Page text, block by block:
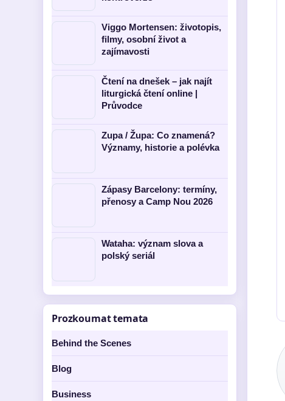
Viggo Mortensen: životopis,
filmy, osobní život a
zajímavosti
Čtení na dnešek – jak najít
liturgická čtení online |
Průvodce
Zupa / Župa: Co znamená?
Významy, historie a polévka
Zápasy Barcelony: termíny,
přenosy a Camp Nou 2026
Wataha: význam slova a
polský seriál
Prozkoumat temata
Behind the Scenes
Blog
Business